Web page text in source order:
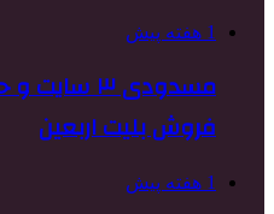
1 هفته پیش
مسدودی ۳
فروش بلیت اربعین
1 هفته پیش